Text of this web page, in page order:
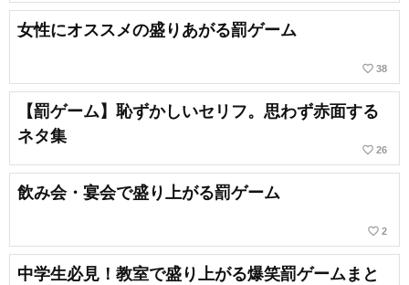
女性にオススメの盛りあがる罰ゲーム
favorite_border 38
【罰ゲーム】恥ずかしいセリフ。思わず赤面する
ネタ集
favorite_border 26
飲み会・宴会で盛り上がる罰ゲーム
favorite_border 2
中学生必見！教室で盛り上がる爆笑罰ゲームまと